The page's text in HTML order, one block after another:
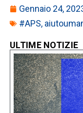
Gennaio 24,
#APS,
ULTIME NOTIZIE